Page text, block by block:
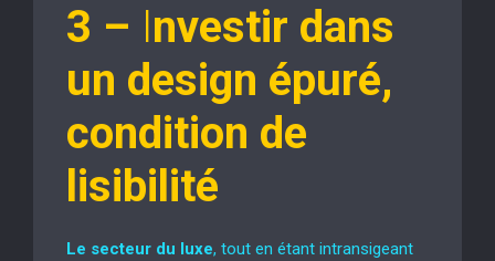
3 – Investir dans
un design épuré,
condition de
lisibilité
Le secteur du luxe, tout en étant intransigeant